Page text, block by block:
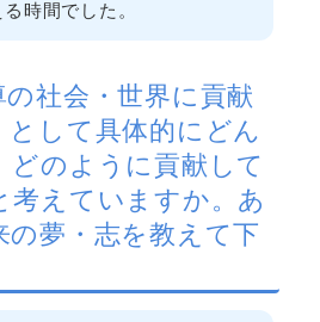
時間でした。
の社会・世界に貢献
として具体的にどん
どのように貢献して
考えていますか。あ
の夢・志を教えて下